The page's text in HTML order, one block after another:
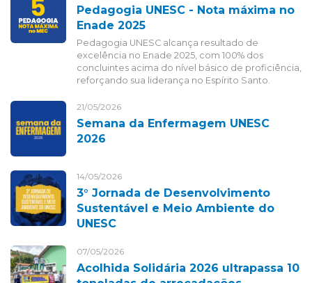
Pedagogia UNESC - Nota máxima no
Enade 2025
Pedagogia UNESC alcança resultado de
excelência no Enade 2025, com 100% dos
concluintes acima do nível básico de proficiência,
reforçando sua liderança no Espírito Santo.
21/05/2026
Semana da Enfermagem UNESC
2026
14/05/2026
3° Jornada de Desenvolvimento
Sustentável e Meio Ambiente do
UNESC
07/05/2026
Acolhida Solidária 2026 ultrapassa 10